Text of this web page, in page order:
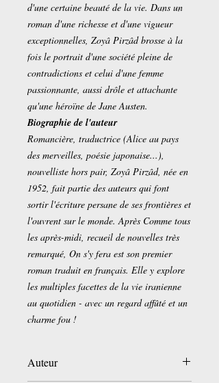
d'une certaine beauté de la vie. Dans un
roman d'une richesse et d'une vigueur
exceptionnelles, Zoyâ Pirzâd brosse à la
fois le portrait d'une société pleine de
contradictions et celui d'une femme
passionnante, aussi drôle et attachante
qu'une héroïne de Jane Austen.
Biographie de l'auteur
Romancière, traductrice (Alice au pays
des merveilles, poésie japonaise...),
nouvelliste hors pair, Zoyâ Pirzâd, née en
1952, fait partie des auteurs qui font
sortir l'écriture persane de ses frontières et
l'ouvrent sur le monde. Après Comme tous
les après-midi, recueil de nouvelles très
remarqué, On s'y fera est son premier
roman traduit en français. Elle y explore
les multiples facettes de la vie iranienne
au quotidien - avec un regard affûté et un
charme fou !
Auteur